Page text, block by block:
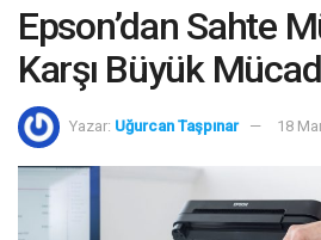
Epson’dan Sahte
Karşı Büyük
Yazar: Uğurcan Taşpınar 18